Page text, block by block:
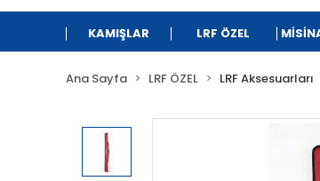
KAMIŞLAR LRF ÖZEL
Ana Sayfa LRF ÖZEL LRF Aksesuarları